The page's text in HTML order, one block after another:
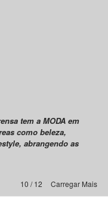
tem a MODA em
como beleza,
abrangendo as
Carregar Mais
10 / 12